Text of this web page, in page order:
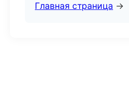
Главная страница →